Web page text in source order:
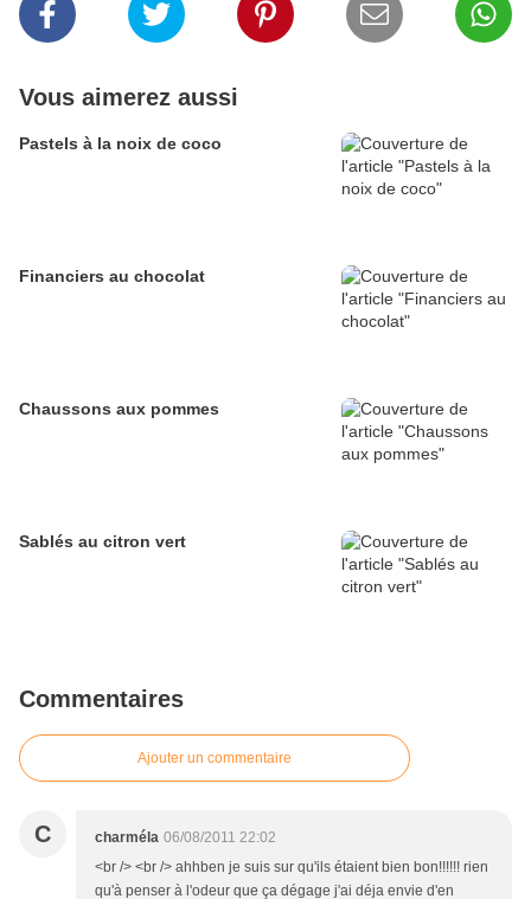
Vous aimerez aussi
Pastels à la noix de coco
Financiers au chocolat
Chaussons aux pommes
Sablés au citron vert
Commentaires
Ajouter un commentaire
C charméla 06/08/2011 22:02
<br /> <br /> ahhben je suis sur qu'ils étaient bien bon!!!!!! rien
qu'à penser à l'odeur que ça dégage j'ai déja envie d'en